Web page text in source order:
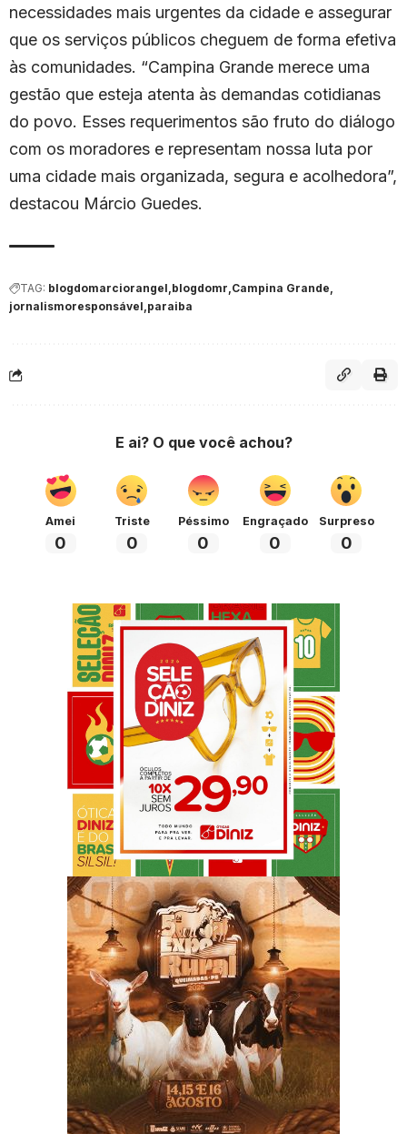
necessidades mais urgentes da cidade e assegurar
que os serviços públicos cheguem de forma efetiva
às comunidades. “Campina Grande merece uma
gestão que esteja atenta às demandas cotidianas
do povo. Esses requerimentos são fruto do diálogo
com os moradores e representam nossa luta por
uma cidade mais organizada, segura e acolhedora”,
destacou Márcio Guedes.
TAG: blogdomarciorangel blogdomr Campina Grande
jornalismoresponsável paraiba
E ai? O que você achou?
Amei
0
Triste
0
Péssimo
0
Engraçado
0
Surpreso
0